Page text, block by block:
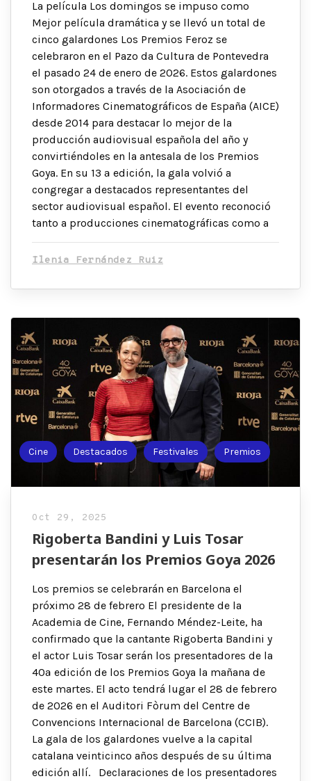
La película Los domingos se impuso como
Mejor película dramática y se llevó un total de
cinco galardones Los Premios Feroz se
celebraron en el Pazo da Cultura de Pontevedra
el pasado 24 de enero de 2026. Estos galardones
son otorgados a través de la Asociación de
Informadores Cinematográficos de España (AICE)
desde 2014 para destacar lo mejor de la
producción audiovisual española del año y
convirtiéndoles en la antesala de los Premios
Goya. En su 13 ª edición, la gala volvió a
congregar a destacados representantes del
sector audiovisual español. El evento reconoció
tanto a producciones cinematográficas como a
Ilenia Fernández Ruiz
Cine Destacados Festivales Premios
Oct 29, 2025
Rigoberta Bandini y Luis Tosar
presentarán los Premios Goya 2026
Los premios se celebrarán en Barcelona el
próximo 28 de febrero El presidente de la
Academia de Cine, Fernando Méndez-Leite, ha
confirmado que la cantante Rigoberta Bandini y
el actor Luis Tosar serán los presentadores de la
40ª edición de los Premios Goya la mañana de
este martes. El acto tendrá lugar el 28 de febrero
de 2026 en el Auditori Fòrum del Centre de
Convencions Internacional de Barcelona (CCIB).
La gala de los galardones vuelve a la capital
catalana veinticinco años después de su última
edición allí. Declaraciones de los presentadores